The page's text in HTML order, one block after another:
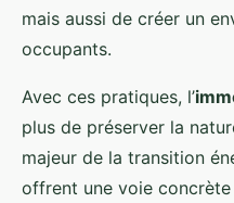
mais aussi de créer un
occupants.
Avec ces pratiques, l’
plus de préserver la
majeur de la transition
offrent une voie